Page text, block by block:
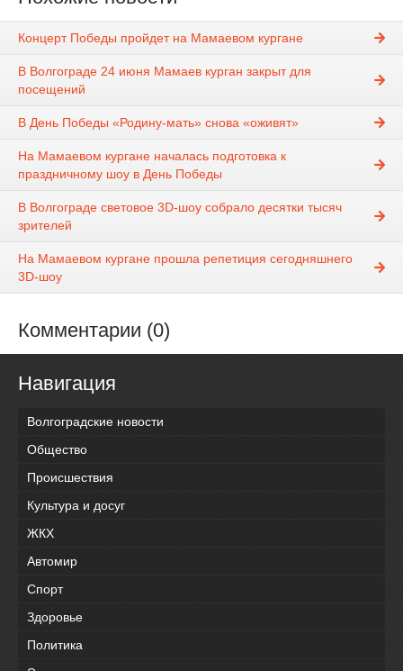
Концерт Победы пройдет на Мамаевом кургане
В Волгограде 24 июня Мамаев курган закрыт для
посещений
В День Победы «Родину-мать» снова «оживят»
На Мамаевом кургане началась подготовка к
праздничному шоу в День Победы
В Волгограде световое 3D-шоу собрало десятки тысяч
зрителей
На Мамаевом кургане прошла репетиция сегодняшнего
3D-шоу
Комментарии (0)
Навигация
Волгоградские новости
Общество
Происшествия
Культура и досуг
ЖКХ
Автомир
Спорт
Здоровье
Политика